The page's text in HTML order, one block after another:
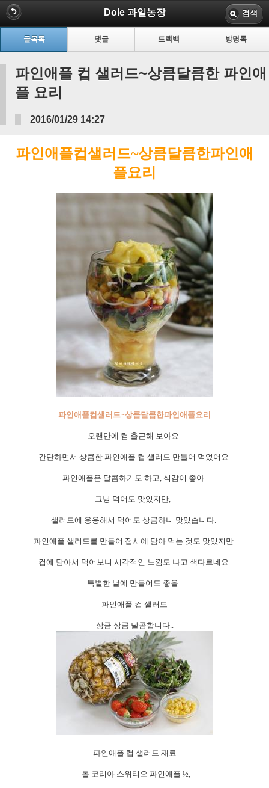
Dole 과일농장 검색
글목록 댓글 트랙백 방명록
파인애플 컵 샐러드~상큼달큼한 파인애
플 요리
2016/01/29 14:27
파인애플컵샐러드~상큼달큼한파인애
플요리
파인애플컵샐러드~상큼달큼한파인애플요리
오랜만에 컴 출근해 보아요
간단하면서 상큼한 파인애플 컵 샐러드 만들어 먹었어요
파인애플은 달콤하기도 하고 식감이 좋아
그냥 먹어도 맛있지만,
샐러드에 응용해서 먹어도 상큼하니 맛있습니다.
파인애플 샐러드를 만들어 접시에 담아 먹는 것도 맛있지만
컵에 담아서 먹어보니 시각적인 느낌도 나고 색다르네요
특별한 날에 만들어도 좋을
파인애플 컵 샐러드
상큼 상큼 달콤합니다..
파인애플 컵 샐러드 재료
돌 코리아 스위티오 파인애플 ½,